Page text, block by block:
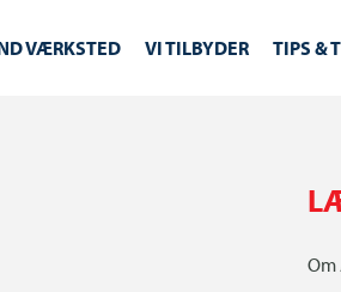
VÆRKSTED VI TILBYDER TIPS &
Om